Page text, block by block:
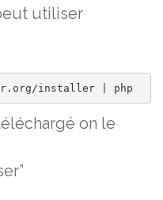
utiliser
installer | php
on le